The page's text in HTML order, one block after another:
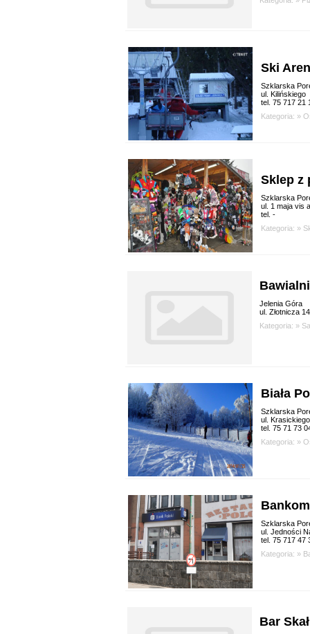
Ski
Szklarska
ul. Kilińskiego
tel. 75 717 21
Kategoria: »
Sklep z
Szklarska
ul. 1 maja vis
tel. -
Kategoria: »
Jelenia Góra
ul. Złotnicza 14
Kategoria: »
Biała
Szklarska
ul. Krasickiego
tel. 75 71 73
Kategoria: »
Szklarska
ul. Jedności
tel. 75 717 47
Kategoria: »
Bar